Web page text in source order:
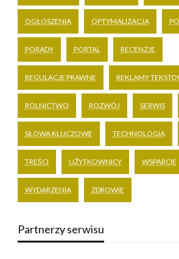
OGŁOSZENIA OPTYMALIZACJA
PORADY PORTAL RECENZJE
REGULACJE PRAWNE REKLAMY
ROLNICTWO ROZWÓJ SERWIS
SŁOWA KLUCZOWE TECHNOLOGIA
TREŚCI UŻYTKOWNICY WSPARCIE
WYDARZENIA ZDROWIE
Partnerzy serwisu